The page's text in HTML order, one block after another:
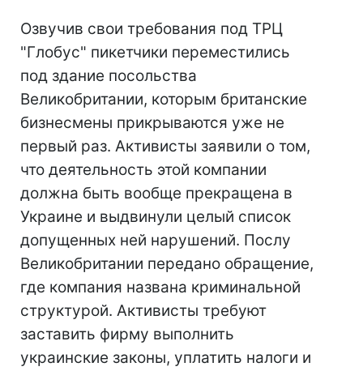
Озвучив свои требования под ТРЦ
"Глобус" пикетчики переместились
под здание посольства
Великобритании, которым британские
бизнесмены прикрываются уже не
первый раз. Активисты заявили о том,
что деятельность этой компании
должна быть вообще прекращена в
Украине и выдвинули целый список
допущенных ней нарушений. Послу
Великобритании передано обращение,
где компания названа криминальной
структурой. Активисты требуют
заставить фирму выполнить
украинские законы, уплатить налоги и